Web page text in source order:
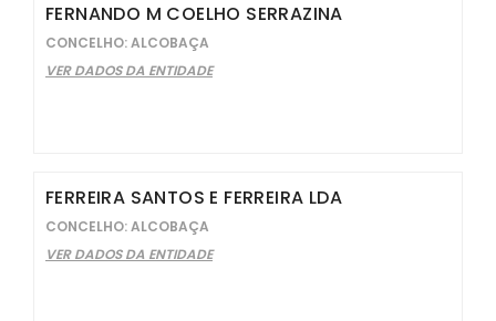
FERNANDO M COELHO SERRAZINA
CONCELHO: ALCOBAÇA
VER DADOS DA ENTIDADE
FERREIRA SANTOS E FERREIRA LDA
CONCELHO: ALCOBAÇA
VER DADOS DA ENTIDADE